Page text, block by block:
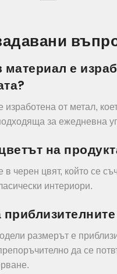
материал е
изработена от метал,
за ежедневна
на
в черен цвят, който се
интериори.
размерът е
да се